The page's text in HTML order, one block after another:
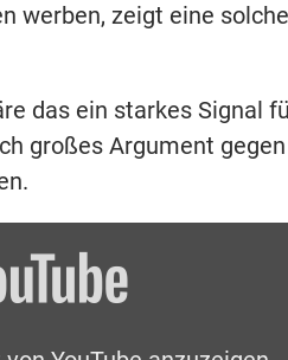
werben, zeigt eine
das ein starkes Signal
großes Argument